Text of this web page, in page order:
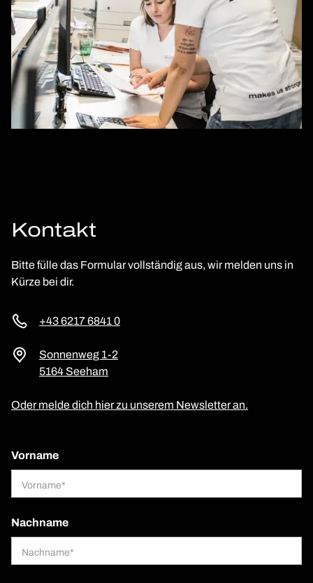
Kontakt
Bitte fülle das Formular vollständig aus, wir melden uns in
Kürze bei dir.
+43 6217 6841 0
Sonnenweg 1-2
5164 Seeham
Oder melde dich hier zu unserem Newsletter an.
Vorname
Nachname